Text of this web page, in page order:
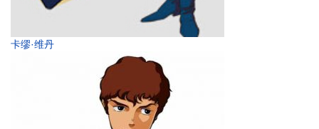
卡缪·维丹